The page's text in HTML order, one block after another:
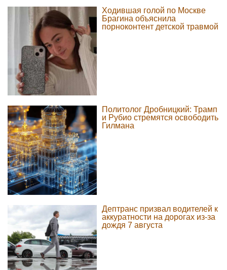
Ходившая голой по Москве
Брагина объяснила
порноконтент детской травмой
Политолог Дробницкий: Трамп
и Рубио стремятся освободить
Гилмана
Дептранс призвал водителей к
аккуратности на дорогах из-за
дождя 7 августа